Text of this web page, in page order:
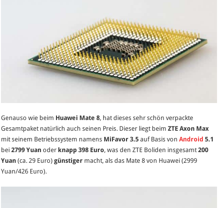
Genauso wie beim Huawei Mate 8, hat dieses sehr schön verpackte
Gesamtpaket natürlich auch seinen Preis. Dieser liegt beimZTE Axon Max
mit seinem Betriebssystem namens MiFavor 3.5 auf Basis vonAndroid 5.1
bei2799 Yuan oder knapp 398 Euro, was den ZTE Boliden insgesamt200
Yuan (ca. 29 Euro)günstiger macht, als das Mate 8 von Huawei (2999
Yuan/426 Euro).